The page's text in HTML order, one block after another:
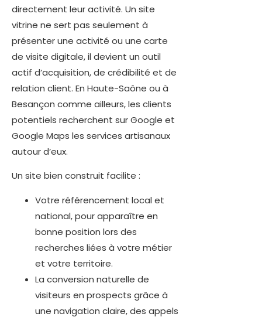
directement leur activité. Un site
vitrine ne sert pas seulement à
présenter une activité ou une carte
de visite digitale, il devient un outil
actif d’acquisition, de crédibilité et de
relation client. En Haute-Saône ou à
Besançon comme ailleurs, les clients
potentiels recherchent sur Google et
Google Maps les services artisanaux
autour d’eux.
Un site bien construit facilite :
Votre référencement local et
national, pour apparaître en
bonne position lors des
recherches liées à votre métier
et votre territoire.
La conversion naturelle de
visiteurs en prospects grâce à
une navigation claire, des appels